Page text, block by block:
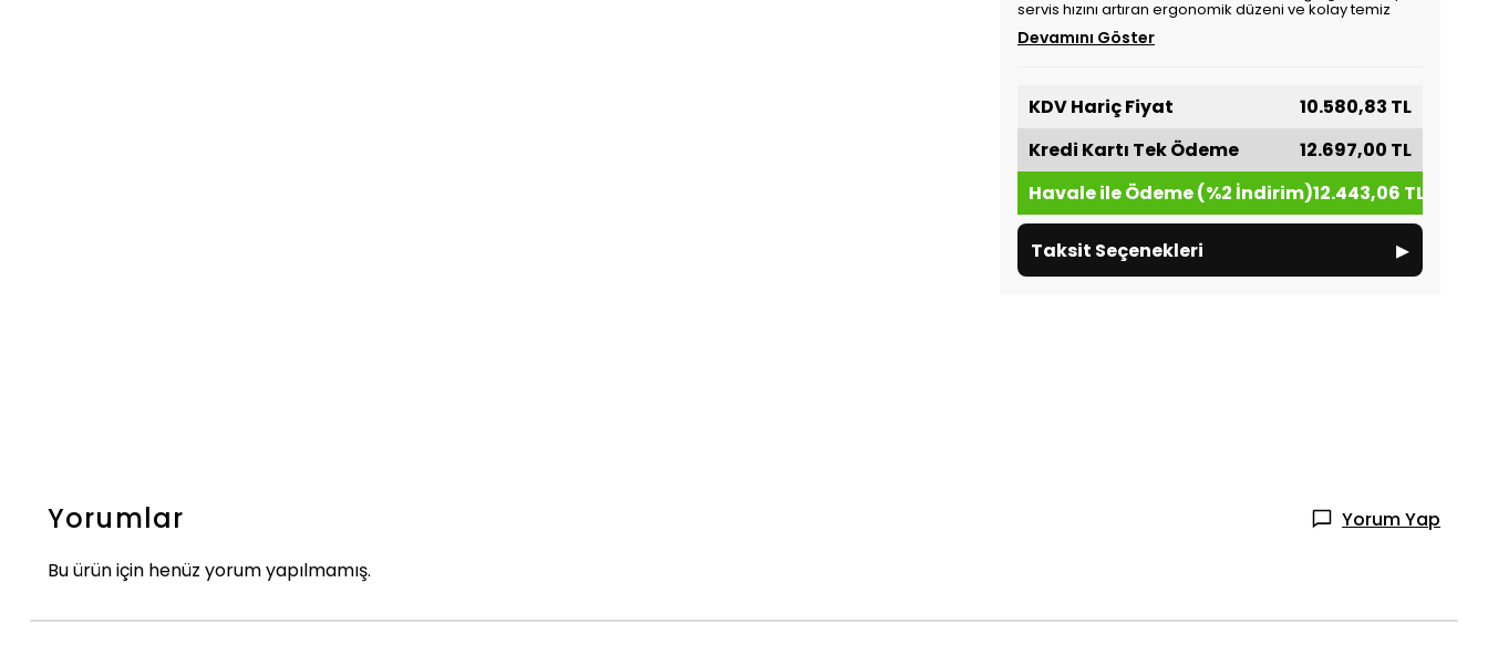
servis hızını artıran ergonomik düzeni ve kolay temiz
Devamını Göster
KDV Hariç Fiyat
10.580,83 TL
Kredi Kartı Tek Ödeme
12.697,00 TL
Havale ile Ödeme (%2 İndirim)12.443,06 TL
Taksit Seçenekleri ▸
Yorumlar Yorum Yap
Bu ürün için henüz yorum yapılmamış.